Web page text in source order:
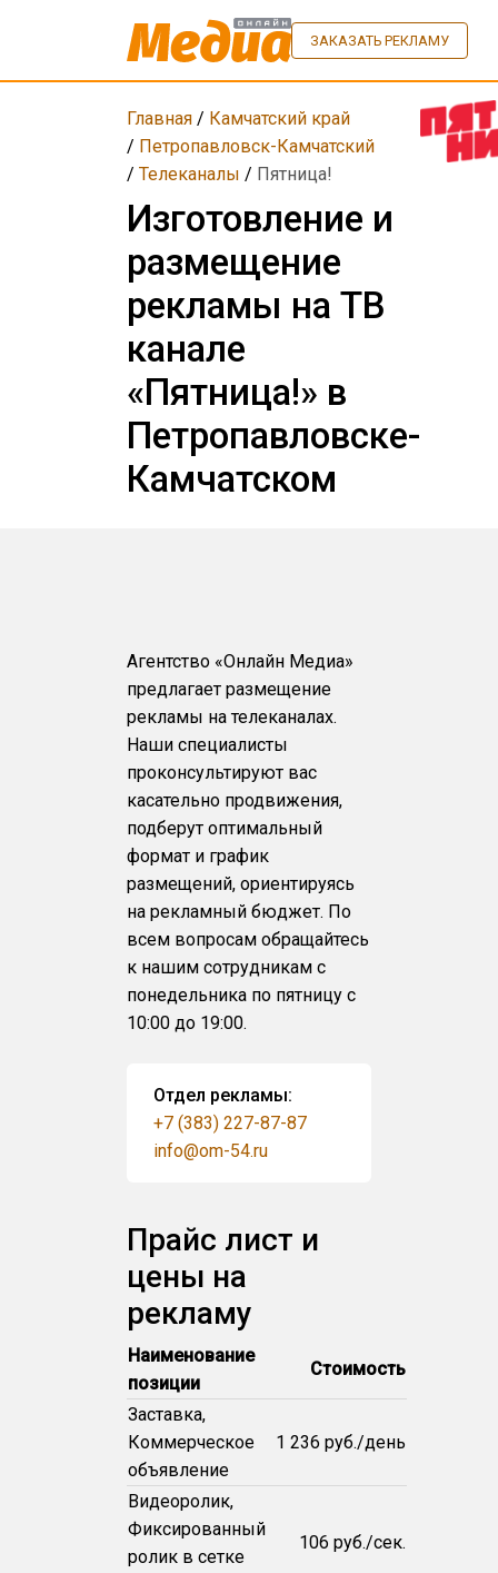
ЗАКАЗАТЬ РЕКЛАМУ
Главная / Камчатский край
/ Петропавловск-Камчатский
/Телеканалы / Пятница!
Изготовление и
размещение
рекламы на ТВ
канале
«Пятница!» в
Петропавловске-
Камчатском
Агентство «Онлайн Медиа»
предлагает размещение
рекламы на телеканалах.
Наши специалисты
проконсультируют вас
касательно продвижения,
подберут оптимальный
формат и график
размещений, ориентируясь
на рекламный бюджет. По
всем вопросам обращайтесь
к нашим сотрудникам с
понедельника по пятницу с
10:00 до 19:00.
Отдел рекламы:
+7 (383) 227-87-87
info@om-54.ru
Прайс лист и
цены на
рекламу
Наименование
позиции
Стоимость
Заставка,
Коммерческое
объявление
1 236 руб./день
Видеоролик,
Фиксированный
ролик в сетке
106 руб./сек.